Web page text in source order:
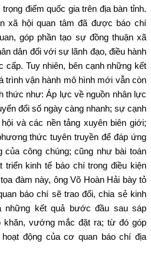
điểm quốc gia trên địa bàn tỉnh.
xã hội quan tâm đã được báo chí
góp phần tạo sự đồng thuận xã
dân đối với sự lãnh đạo, điều hành
cấp. Tuy nhiên, bên cạnh những kết
trình vận hành mô hình mới vẫn còn
thức như: Áp lực về nguồn nhân lực
đổi số ngày càng nhanh; sự cạnh
và các nền tảng xuyên biên giới;
thức tuyên truyền để đáp ứng
của công chúng; cũng như bài toán
kinh tế báo chí trong điều kiện
đàm này, ông Võ Hoàn Hải bày tỏ
báo chí sẽ trao đổi, chia sẻ kinh
những kết quả bước đầu sau sáp
khăn, vướng mắc đặt ra; từ đó góp
động của cơ quan báo chí địa